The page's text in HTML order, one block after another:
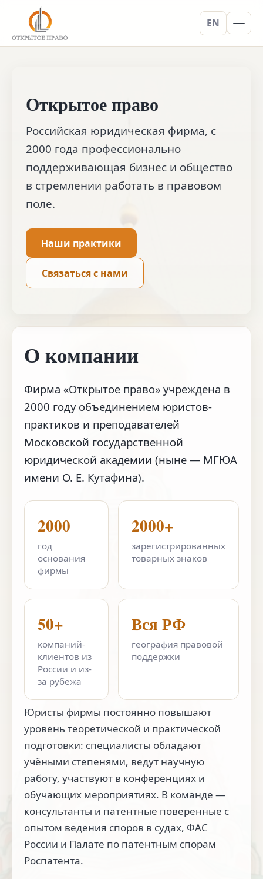
EN
Открытое право
Российская юридическая фирма, с
2000 года профессионально
поддерживающая бизнес и общество
в стремлении работать в правовом
поле.
Наши практики
Связаться с нами
О компании
Фирма «Открытое право» учреждена в
2000 году объединением юристов-
практиков и преподавателей
Московской государственной
юридической академии (ныне — МГЮА
имени О. Е. Кутафина).
2000
год
основания
фирмы
2000+
зарегистрированных
товарных знаков
50+
компаний-
клиентов из
России и из-
за рубежа
Вся РФ
география правовой
поддержки
Юристы фирмы постоянно повышают
уровень теоретической и практической
подготовки: специалисты обладают
учёными степенями, ведут научную
работу, участвуют в конференциях и
обучающих мероприятиях. В команде —
консультанты и патентные поверенные с
опытом ведения споров в судах, ФАС
России и Палате по патентным спорам
Роспатента.